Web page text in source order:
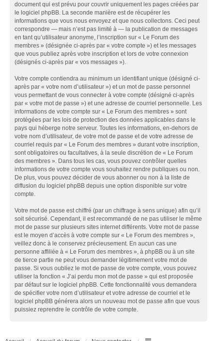
document qui est prévu pour couvrir uniquement les pages créées par
le logiciel phpBB. La seconde manière est de récupérer les
informations que vous nous envoyez et que nous collectons. Ceci peut
correspondre — mais n’est pas limité à — la publication de messages
en tant qu’utilisateur anonyme, l’inscription sur « Le Forum des
membres » (désignée ci-après par « votre compte ») et les messages
que vous publiez après votre inscription et lors de votre connexion
(désignés ci-après par « vos messages »).
Votre compte contiendra au minimum un identifiant unique (désigné ci-
après par « votre nom d’utilisateur ») et un mot de passe personnel
vous permettant de vous connecter à votre compte (désigné ci-après
par « votre mot de passe ») et une adresse de courriel personnelle. Les
informations de votre compte sur « Le Forum des membres » sont
protégées par les lois de protection des données applicables dans le
pays qui héberge notre serveur. Toutes les informations, en-dehors de
votre nom d’utilisateur, de votre mot de passe et de votre adresse de
courriel requis par « Le Forum des membres » durant votre inscription,
sont obligatoires ou facultatives, à la seule discrétion de « Le Forum
des membres ». Dans tous les cas, vous pouvez contrôler quelles
informations de votre compte vous souhaitez rendre publiques ou non.
De plus, vous pouvez décider de vous abonner ou non à la liste de
diffusion du logiciel phpBB depuis une option disponible sur votre
compte.
Votre mot de passe est chiffré (par un chiffrage à sens unique) afin qu’il
soit sécurisé. Cependant, il est recommandé de ne pas utiliser le même
mot de passe sur plusieurs sites internet différents. Votre mot de passe
est le moyen d’accès à votre compte sur « Le Forum des membres »,
veillez donc à le conservez précieusement. En aucun cas une
personne affiliée à « Le Forum des membres », à phpBB ou à un site
de tierce partie ne peut vous demander légitimement votre mot de
passe. Si vous oubliez le mot de passe de votre compte, vous pouvez
utiliser la fonction « J’ai perdu mon mot de passe » qui est proposée
par défaut sur le logiciel phpBB. Cette fonctionnalité vous demandera
de spécifier votre nom d’utilisateur et votre adresse de courriel et le
logiciel phpBB générera alors un nouveau mot de passe afin que vous
puissiez reprendre le contrôle de votre compte.